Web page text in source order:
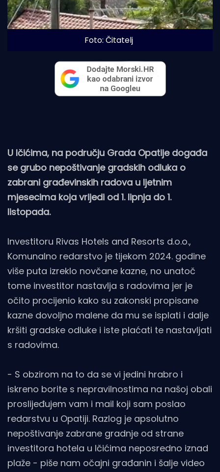
Foto: Čitatelj
U Ičićima, na području Grada Opatije događa
se grubo nepoštivanje gradskih odluka o
zabrani građevinskih radova u ljetnim
mjesecima koja vrijedi od 1. lipnja do 1.
listopada.
Investitoru Rivas Hotels and Resorts d.o.o.,
Komunalno redarstvo je tijekom 2024. godine
više puta izreklo novčane kazne, no unatoč
tome investitor nastavlja s radovima jer je
očito procijenio kako su zakonski propisane
kazne dovoljno malene da mu se isplati i dalje
kršiti gradske odluke i iste plaćati te nastavljati
s radovima.
- S obzirom na to da se vi jedini hrabro i
iskreno borite s nepravilnostima na našoj obali
proslijeđujem vam i mail koji sam poslao
redarstvu u Opatiji. Razlog je apsolutno
nepoštivanje zabrane gradnje od strane
investitora hotela u Ičićima neposredno iznad
plaže - piše nam očajni građanin i šalje video